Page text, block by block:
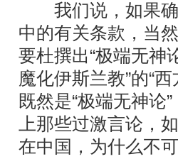
我们说，如果确
中的有关条款，当
要杜撰出“极端无神
魔化伊斯兰教”的“
既然是“极端无神论
上那些过激言论，
在中国，为什么不